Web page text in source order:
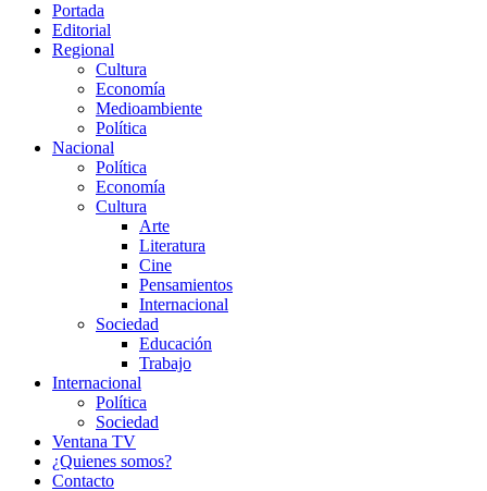
Portada
Editorial
Regional
Cultura
Economía
Medioambiente
Política
Nacional
Política
Economía
Cultura
Arte
Literatura
Cine
Pensamientos
Internacional
Sociedad
Educación
Trabajo
Internacional
Política
Sociedad
Ventana TV
¿Quienes somos?
Contacto